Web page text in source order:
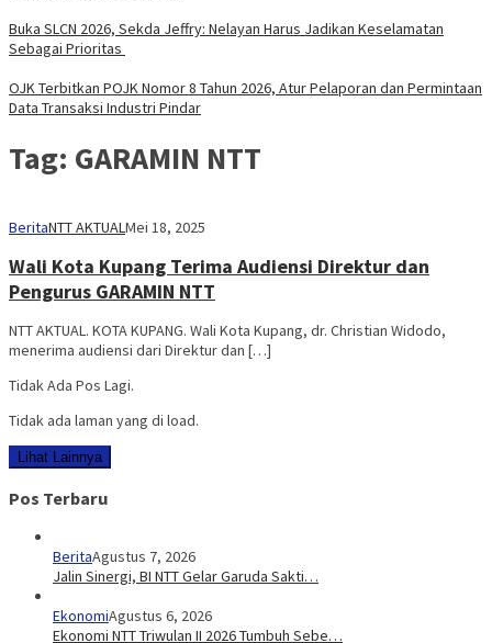
Buka SLCN 2026, Sekda Jeffry: Nelayan Harus Jadikan Keselamatan
Sebagai Prioritas
OJK Terbitkan POJK Nomor 8 Tahun 2026, Atur Pelaporan dan Permintaan
Data Transaksi Industri Pindar
Tag: GARAMIN NTT
BeritaNTT AKTUALMei 18, 2025
Wali Kota Kupang Terima Audiensi Direktur dan
Pengurus GARAMIN NTT
NTT AKTUAL. KOTA KUPANG. Wali Kota Kupang, dr. Christian Widodo,
menerima audiensi dari Direktur dan […]
Tidak Ada Pos Lagi.
Tidak ada laman yang di load.
Lihat Lainnya
Pos Terbaru
BeritaAgustus 7, 2026
Jalin Sinergi, BI NTT Gelar Garuda Sakti…
EkonomiAgustus 6, 2026
Ekonomi NTT Triwulan II 2026 Tumbuh Sebe…